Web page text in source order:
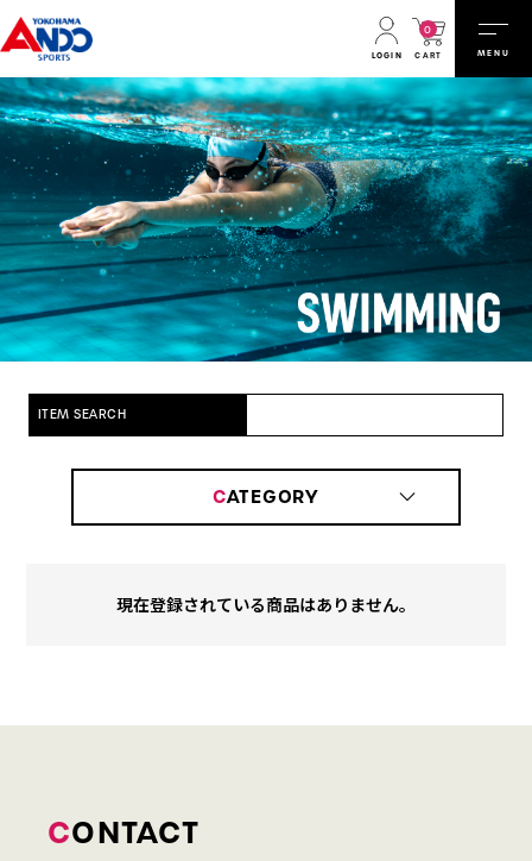
LOGIN CART
0
MENU
ITEM SEARCH
CATEGORY
現在登録されている商品はありません。
CONTACT